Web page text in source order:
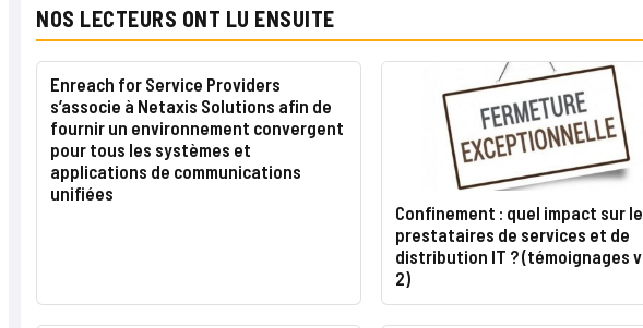
NOS LECTEURS ONT LU ENSUITE
Enreach for Service Providers
s’associe à Netaxis Solutions afin de
fournir un environnement convergent
pour tous les systèmes et
applications de communications
unifiées
Confinement : quel impact sur
prestataires de services et de
distribution IT ? (témoignages
2)